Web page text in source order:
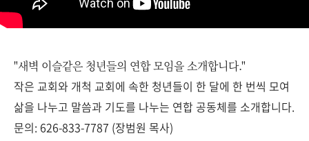
"새벽 이슬같은 청년들의 연합 모임을 소개합니다."
작은 교회와 개척 교회에 속한 청년들이 한 달에 한 번씩 모여
삶을 나누고 말씀과 기도를 나누는 연합 공동체를 소개합니다.
문의: 626-833-7787 (장범원 목사)